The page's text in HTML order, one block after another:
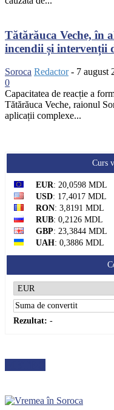
Tătărăuca Veche, în
incendii și intervenții
Soroca Redactor - 7 august
0
Capacitatea de reacție a
Tătărăuca Veche, raionul
aplicații complexe...
Curs
EUR: 20,0598 MDL
USD: 17,4017 MDL
RON: 3,8191 MDL
RUB: 0,2126 MDL
GBP: 23,3844 MDL
UAH: 0,3886 MDL
Rezultat: -